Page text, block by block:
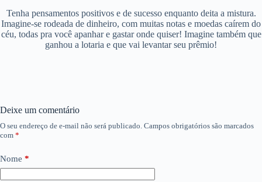
Tenha pensamentos positivos e de sucesso enquanto deita a mistura.
Imagine-se rodeada de dinheiro, com muitas notas e moedas caírem do
céu, todas pra você apanhar e gastar onde quiser! Imagine também que
ganhou a lotaria e que vai levantar seu prêmio!
Deixe um comentário
O seu endereço de e-mail não será publicado. Campos obrigatórios são marcados
com *
Nome *